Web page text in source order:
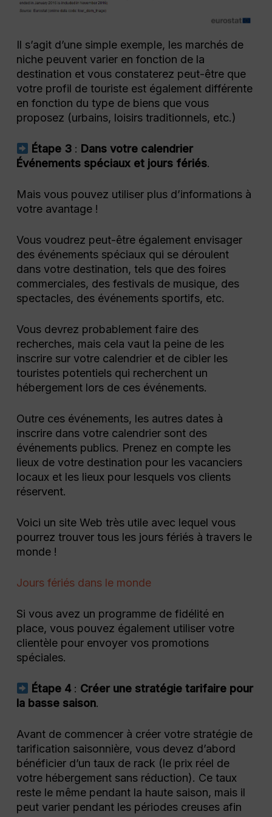
Il s’agit d’une simple exemple, les marchés de
niche peuvent varier en fonction de la
destination et vous constaterez peut-être que
votre profil de touriste est également différente
en fonction du type de biens que vous
proposez (urbains, loisirs traditionnels, etc.)
Étape 3 : Dans votre calendrier
Événements spéciaux et jours fériés.
Mais vous pouvez utiliser plus d’informations à
votre avantage !
Vous voudrez peut-être également envisager
des événements spéciaux qui se déroulent
dans votre destination, tels que des foires
commerciales, des festivals de musique, des
spectacles, des événements sportifs, etc.
Vous devrez probablement faire des
recherches, mais cela vaut la peine de les
inscrire sur votre calendrier et de cibler les
touristes potentiels qui recherchent un
hébergement lors de ces événements.
Outre ces événements, les autres dates à
inscrire dans votre calendrier sont des
événements publics. Prenez en compte les
lieux de votre destination pour les vacanciers
locaux et les lieux pour lesquels vos clients
réservent.
Voici un site Web très utile avec lequel vous
pourrez trouver tous les jours fériés à travers le
monde !
Jours fériés dans le monde
Si vous avez un programme de fidélité en
place, vous pouvez également utiliser votre
clientèle pour envoyer vos promotions
spéciales.
Étape 4 : Créer une stratégie tarifaire pour
la basse saison.
Avant de commencer à créer votre stratégie de
tarification saisonnière, vous devez d’abord
bénéficier d’un taux de rack (le prix réel de
votre hébergement sans réduction). Ce taux
reste le même pendant la haute saison, mais il
peut varier pendant les périodes creuses afin